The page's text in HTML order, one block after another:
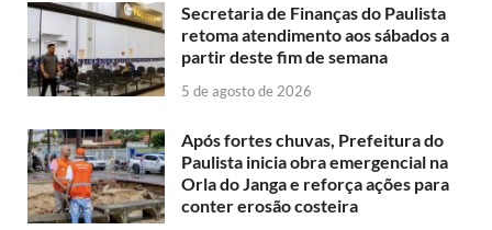
Secretaria de Finanças do Paulista
retoma atendimento aos sábados a
partir deste fim de semana
5 de agosto de 2026
Após fortes chuvas, Prefeitura do
Paulista inicia obra emergencial na
Orla do Janga e reforça ações para
conter erosão costeira